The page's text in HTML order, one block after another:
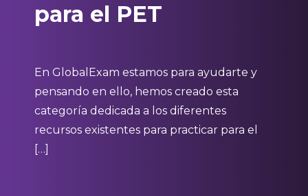
para el PET
En GlobalExam estamos para ayudarte y
pensando en ello, hemos creado esta
categoría dedicada a los diferentes
recursos existentes para practicar para el
[…]